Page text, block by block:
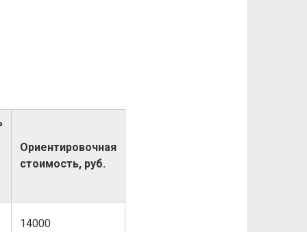
Ориентировочная
стоимость, руб.
14000